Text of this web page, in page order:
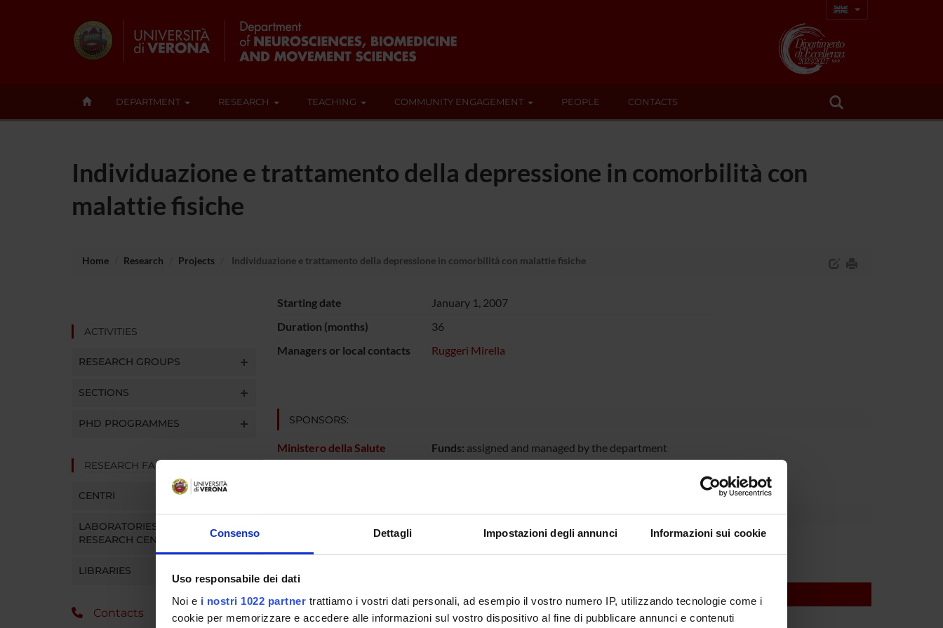
Consenso Dettagli Impostazioni degli annunci Informazioni sui cookie
Uso responsabile dei dati
Noi e i nostri 1022 partner trattiamo i vostri dati personali, ad esempio il vostro numero IP, utilizzando tecnologie come i
cookie per memorizzare e accedere alle informazioni sul vostro dispositivo al fine di pubblicare annunci e contenuti
DEPARTMENT RESEARCH TEACHING COMMUNITY ENGAGEMENT PEOPLE CONTACTS
Individuazione e trattamento della depressione in comorbilità con
malattie fisiche
Home Research Projects Individuazione e trattamento della depressione in comorbilità con malattie fisiche
ACTIVITIES
RESEARCH GROUPS
SECTIONS
PHD PROGRAMMES
RESEARCH FACILITIES
CENTRI
LABORATORIES AND
RESEARCH CENTRES
LIBRARIES
Contacts
Starting date
January 1, 2007
Duration (months)
36
Managers or local contacts
Ruggeri Mirella
SPONSORS:
Ministero della Salute Funds: assigned and managed by the department
PROJECT PARTICIPANTS
RESEARCH AREAS INVOLVED IN THE PROJECT
Psychiatry